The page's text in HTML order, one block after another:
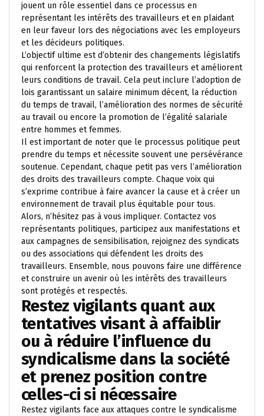
jouent un rôle essentiel dans ce processus en
représentant les intérêts des travailleurs et en plaidant
en leur faveur lors des négociations avec les employeurs
et les décideurs politiques.
L’objectif ultime est d’obtenir des changements législatifs
qui renforcent la protection des travailleurs et améliorent
leurs conditions de travail. Cela peut inclure l’adoption de
lois garantissant un salaire minimum décent, la réduction
du temps de travail, l’amélioration des normes de sécurité
au travail ou encore la promotion de l’égalité salariale
entre hommes et femmes.
Il est important de noter que le processus politique peut
prendre du temps et nécessite souvent une persévérance
soutenue. Cependant, chaque petit pas vers l’amélioration
des droits des travailleurs compte. Chaque voix qui
s’exprime contribue à faire avancer la cause et à créer un
environnement de travail plus équitable pour tous.
Alors, n’hésitez pas à vous impliquer. Contactez vos
représentants politiques, participez aux manifestations et
aux campagnes de sensibilisation, rejoignez des syndicats
ou des associations qui défendent les droits des
travailleurs. Ensemble, nous pouvons faire une différence
et construire un avenir où les intérêts des travailleurs
sont protégés et respectés.
Restez vigilants quant aux
tentatives visant à affaiblir
ou à réduire l’influence du
syndicalisme dans la société
et prenez position contre
celles-ci si nécessaire
Restez vigilants face aux attaques contre le syndicalisme